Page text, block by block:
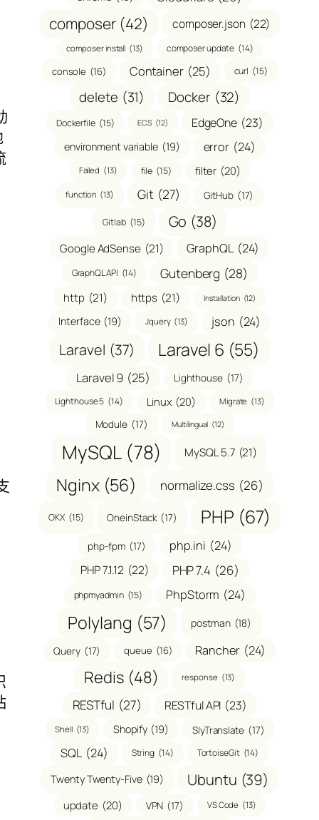
composer (42) composer.json (22)
composer install (13) composer update (14)
console (16) Container (25) curl (15)
delete (31) Docker (32)
Dockerfile (15) ECS (12) EdgeOne (23)
environment variable (19) error (24)
Failed (13) file (15) filter (20)
function (13) Git (27) GitHub (17)
Gitlab (15) Go (38)
Google AdSense (21) GraphQL (24)
GraphQL API (14) Gutenberg (28)
http (21) https (21) Installation (12)
Interface (19) Jquery (13) json (24)
Laravel (37) Laravel 6 (55)
Laravel 9 (25) Lighthouse (17)
Lighthouse 5 (14) Linux (20) Migrate (13)
Module (17) Multilingual (12)
MySQL (78) MySQL 5.7 (21)
Nginx (56) normalize.css (26)
OKX (15) OneinStack (17) PHP (67)
php-fpm (17) php.ini (24)
PHP 7.1.12 (22) PHP 7.4 (26)
phpmyadmin (15) PhpStorm (24)
Polylang (57) postman (18)
Query (17) queue (16) Rancher (24)
Redis (48) response (13)
RESTful (27) RESTful API (23)
Shell (13) Shopify (19) SlyTranslate (17)
SQL (24) String (14) TortoiseGit (14)
Twenty Twenty-Five (19) Ubuntu (39)
update (20) VPN (17) VS Code (13)